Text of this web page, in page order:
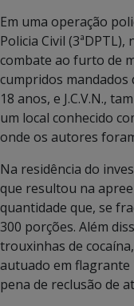
Em uma operação
Policia Civil
combate ao furto de
cumpridos mandados
18 anos, e J.C.V.N.,
um local conhecido
onde os autores
Na residência do
que resultou na
quantidade que, se
300 porções. Além
trouxinhas de
autuado em flagrante
pena de reclusão de